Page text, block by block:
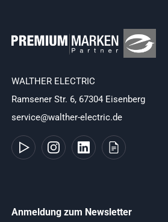
WALTHER ELECTRIC
Ramsener Str. 6, 67304 Eisenberg
service@walther-electric.de
Anmeldung zum Newsletter